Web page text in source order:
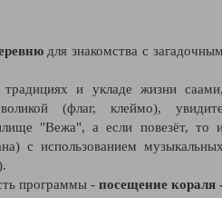
для знакомства с
и укладе жизни
(флаг, клеймо),
"Вежа", а если повезёт, то
с использованием
программы - посещение кораля